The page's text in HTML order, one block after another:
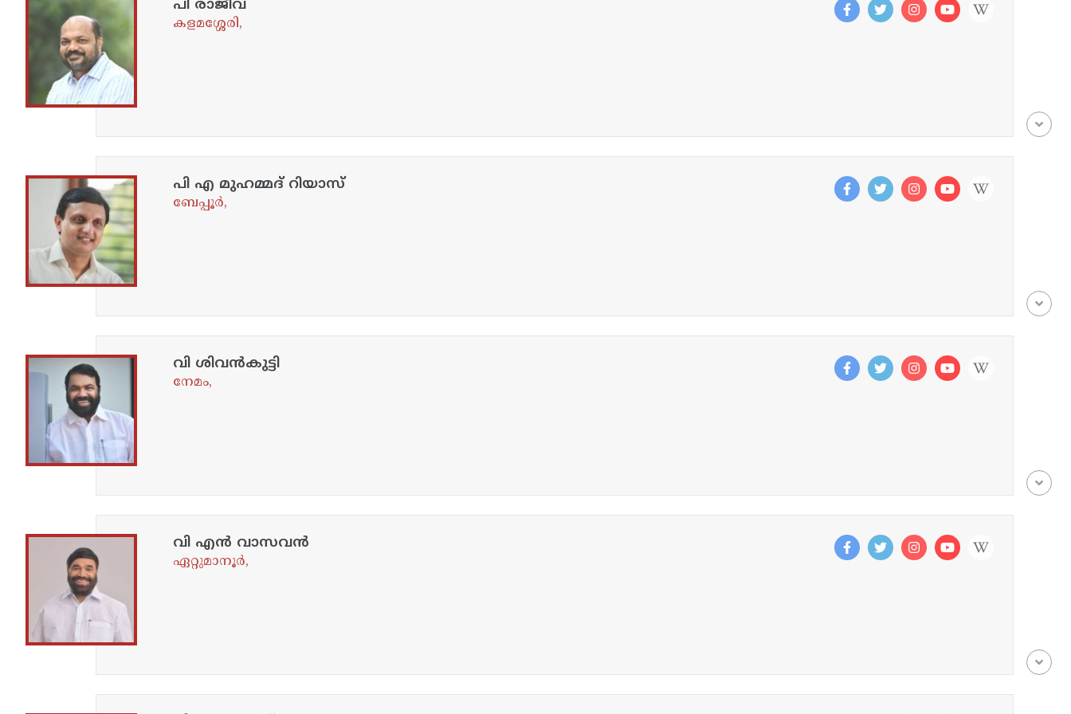
പി രാജീവ്
കളമശ്ശേരി,
പി എ മുഹമ്മദ് റിയാസ്
ബേപ്പൂർ,
വി ശിവൻകുട്ടി
നേമം,
വി എൻ വാസവൻ
ഏറ്റുമാനൂർ,